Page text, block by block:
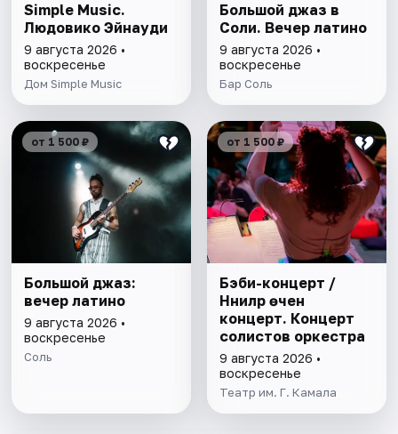
Simple Music.
Людовико Эйнауди
9 августа 2026 •
воскресенье
Дом Simple Music
Большой джаз в
Соли. Вечер латино
9 августа 2026 •
воскресенье
Бар Соль
от 1 500 ₽
Большой джаз:
вечер латино
9 августа 2026 •
воскресенье
Соль
от 1 500 ₽
Бэби-концерт /
Нәниләр өчен
концерт. Концерт
солистов оркестра
9 августа 2026 •
воскресенье
Театр им. Г. Камала